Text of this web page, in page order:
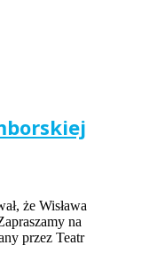
że Wisława
na
przez Teatr